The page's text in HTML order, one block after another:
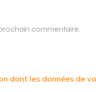
commentaire.
dont les données de